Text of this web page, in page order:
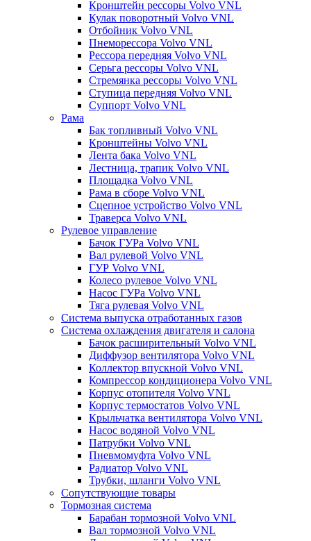
Кронштейн рессоры Volvo VNL
Кулак поворотный Volvo VNL
Отбойник Volvo VNL
Пнеморессора Volvo VNL
Рессора передняя Volvo VNL
Серьга рессоры Volvo VNL
Стремянка рессоры Volvo VNL
Ступица передняя Volvo VNL
Суппорт Volvo VNL
Рама
Бак топливный Volvo VNL
Кронштейны Volvo VNL
Лента бака Volvo VNL
Лестница, трапик Volvo VNL
Площадка Volvo VNL
Рама в сборе Volvo VNL
Сцепное устройство Volvo VNL
Траверса Volvo VNL
Рулевое управление
Бачок ГУРа Volvo VNL
Вал рулевой Volvo VNL
ГУР Volvo VNL
Колесо рулевое Volvo VNL
Насос ГУРа Volvo VNL
Тяга рулевая Volvo VNL
Система выпуска отработанных газов
Система охлаждения двигателя и салона
Бачок расширительный Volvo VNL
Диффузор вентилятора Volvo VNL
Коллектор впускной Volvo VNL
Компрессор кондиционера Volvo VNL
Корпус отопителя Volvo VNL
Корпус термостатов Volvo VNL
Крыльчатка вентилятора Volvo VNL
Насос водяной Volvo VNL
Патрубки Volvo VNL
Пневмомуфта Volvo VNL
Радиатор Volvo VNL
Трубки, шланги Volvo VNL
Сопутствующие товары
Тормозная система
Барабан тормозной Volvo VNL
Вал тормозной Volvo VNL